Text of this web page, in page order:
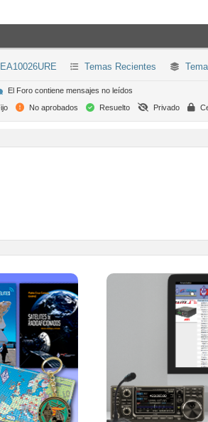
EA10026URE Temas Recientes
El Foro contiene mensajes no leídos
No aprobados Resuelto Privado
más...
Conoce el
ahora con
IR A